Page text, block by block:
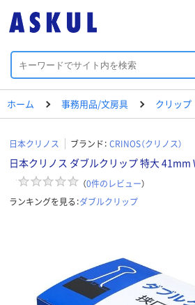
ホーム 事務用品/文房具 クリップ
日本クリノス ブランド： CRINOS（クリノス）
日本クリノス ダブルクリップ 特大 41mm
（0件のレビュー）
ランキングを見る：ダブルクリップ